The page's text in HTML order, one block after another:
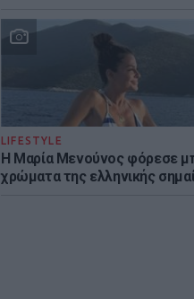
LIFESTYLE
Η Μαρία Μενούνος φόρεσε
χρώματα της ελληνικής